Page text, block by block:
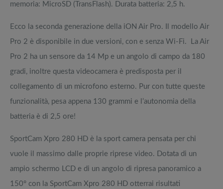
memoria: MicroSD (TransFlash). Durata batteria: 2,5 h.
Ecco la seconda generazione della iON Air Pro. Il modello Air
Pro 2 è disponibile in due versioni, con e senza Wi-Fi. La Air
Pro 2 ha un sensore da 14 Mp e un angolo di campo da 180
gradi, inoltre questa videocamera è predisposta per il
collegamento di un microfono esterno. Pur con tutte queste
funzionalità, pesa appena 130 grammi e l’autonomia della
batteria è di 2,5 ore!
SportCam Xpro 280 HD è la sport camera pensata per chi
vuole il massimo dalle proprie riprese video. Dotata di un
ampio schermo LCD e di un angolo di ripresa panoramico a
150° con la SportCam Xpro 280 HD otterrai risultati